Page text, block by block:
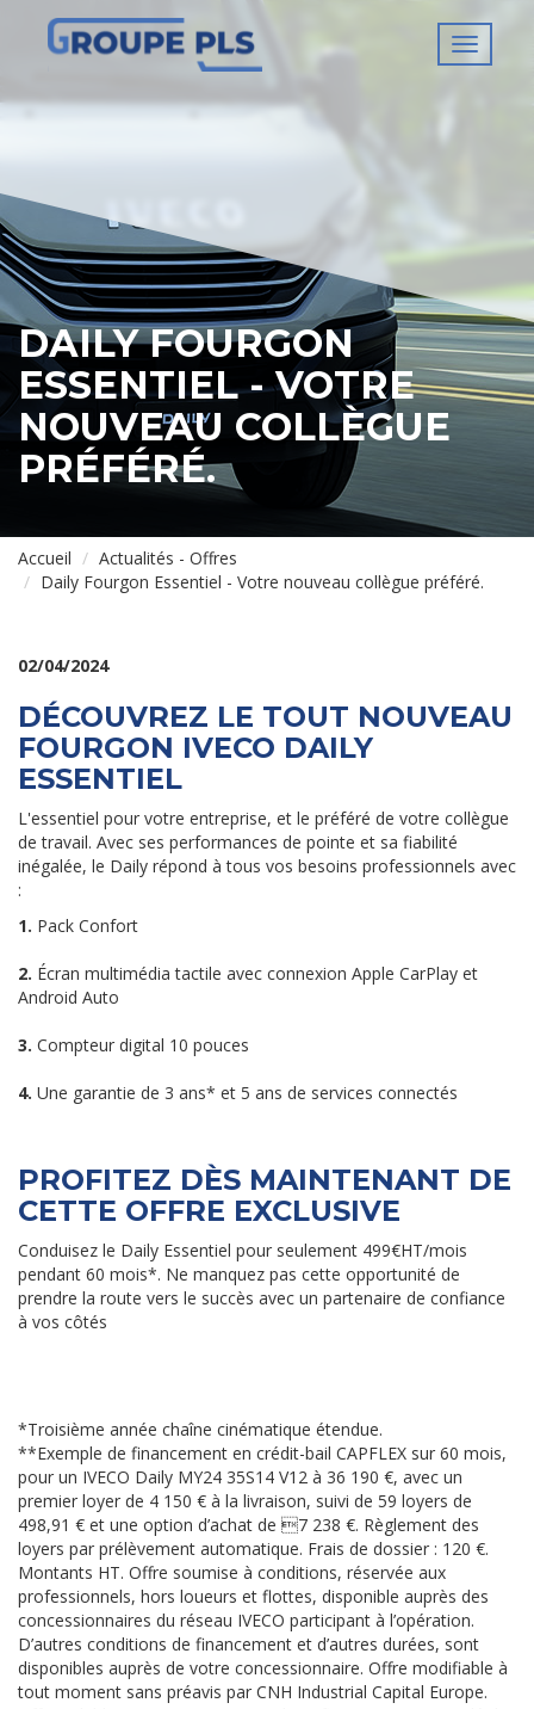
DAILY FOURGON
ESSENTIEL - VOTRE
NOUVEAU COLLÈGUE
PRÉFÉRÉ.
Accueil
Actualités - Offres
Daily Fourgon Essentiel - Votre nouveau collègue préféré.
02/04/2024
DÉCOUVREZ LE TOUT NOUVEAU
FOURGON IVECO DAILY
ESSENTIEL
L'essentiel pour votre entreprise, et le préféré de votre collègue
de travail. Avec ses performances de pointe et sa fiabilité
inégalée, le Daily répond à tous vos besoins professionnels avec
:
1. Pack Confort
2. Écran multimédia tactile avec connexion Apple CarPlay et
Android Auto
3. Compteur digital 10 pouces
4. Une garantie de 3 ans* et 5 ans de services connectés
PROFITEZ DÈS MAINTENANT DE
CETTE OFFRE EXCLUSIVE
Conduisez le Daily Essentiel pour seulement 499€HT/mois
pendant 60 mois*. Ne manquez pas cette opportunité de
prendre la route vers le succès avec un partenaire de confiance
à vos côtés
*Troisième année chaîne cinématique étendue.
**Exemple de financement en crédit-bail CAPFLEX sur 60 mois,
pour un IVECO Daily MY24 35S14 V12 à 36 190 €, avec un
premier loyer de 4 150 € à la livraison, suivi de 59 loyers de
498,91 € et une option d’achat de 7 238 €. Règlement des
loyers par prélèvement automatique. Frais de dossier : 120 €.
Montants HT. Offre soumise à conditions, réservée aux
professionnels, hors loueurs et flottes, disponible auprès des
concessionnaires du réseau IVECO participant à l’opération.
D’autres conditions de financement et d’autres durées, sont
disponibles auprès de votre concessionnaire. Offre modifiable à
tout moment sans préavis par CNH Industrial Capital Europe.